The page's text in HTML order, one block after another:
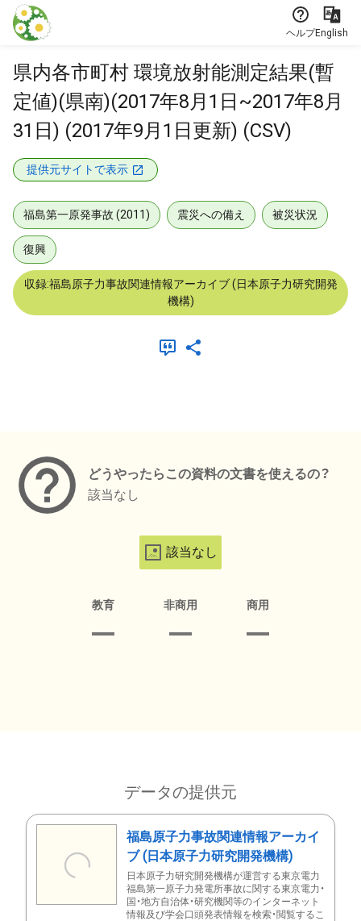
本文に飛ぶ
ヘルプEnglish
県内各市町村 環境放射能測定結果(暫
定値)(県南)(2017年8月1日~2017年8月
31日) (2017年9月1日更新) (CSV)
提供元サイトで表示
福島第一原発事故 (2011) 震災への備え 被災状況
復興
収録:福島原子力事故関連情報アーカイブ (日本原子力研究開発
機構)
どうやったらこの資料の文書を使えるの？
該当なし
該当なし
教育 非商用 商用
データの提供元
福島原子力事故関連情報アーカイ
ブ (日本原子力研究開発機構)
日本原子力研究開発機構が運営する東京電力
福島第一原子力発電所事故に関する東京電力・
国・地方自治体・研究機関等のインターネット
情報及び学会口頭発表情報を検索・閲覧するこ